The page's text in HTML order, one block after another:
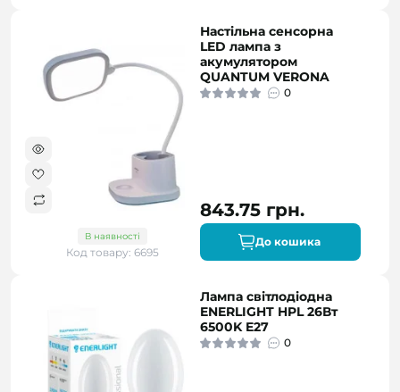
В наявності
Код товару: 6695
Настільна сенсорна
LED лампа з
акумулятором
QUANTUM VERONA
0
843.75 грн.
До кошика
Лампа світлодіодна
ENERLIGHT HPL 26Вт
6500K E27
0